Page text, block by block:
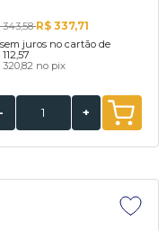
343,58R$ 337,71
sem juros no cartão de
320,82 no pix
- +